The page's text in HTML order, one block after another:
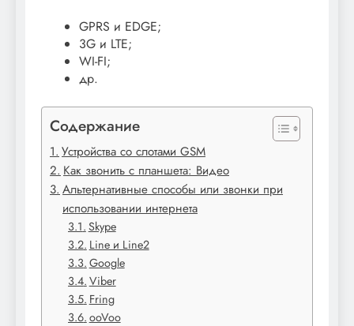
GPRS и EDGE;
3G и LTE;
WI-FI;
др.
Содержание
Устройства со слотами GSM
Как звонить с планшета: Видео
Альтернативные способы или звонки при
использовании интернета
Skype
Line и Line2
Google
Viber
Fring
ooVoo